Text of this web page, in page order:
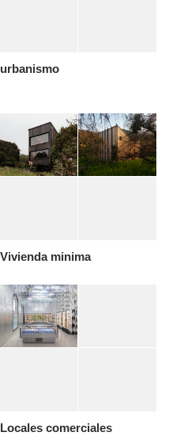
urbanismo
Vivienda minima
Locales comerciales